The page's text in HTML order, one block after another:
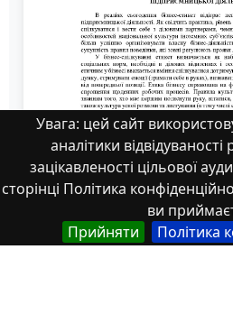
Увага: цей сайт
аналітики відвідуваності
зацікавленості цільової
сторінці Політика
ви
Прийняти
Політика